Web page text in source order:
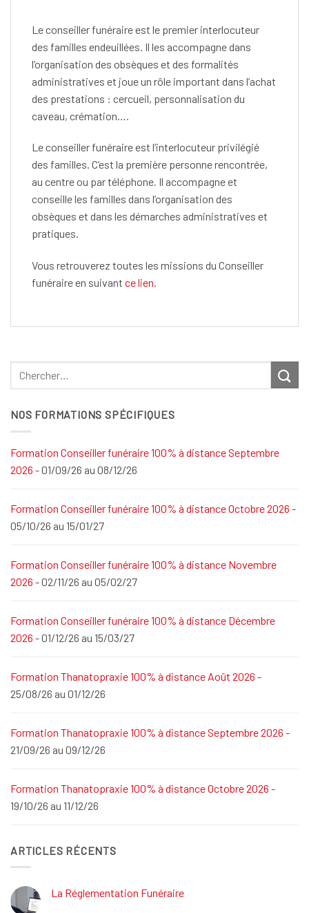
Le conseiller funéraire est le premier interlocuteur
des familles endeuillées. Il les accompagne dans
l’organisation des obsèques et des formalités
administratives et joue un rôle important dans l’achat
des prestations : cercueil, personnalisation du
caveau, crémation….
Le conseiller funéraire est l’interlocuteur privilégié
des familles. C’est la première personne rencontrée,
au centre ou par téléphone. Il accompagne et
conseille les familles dans l’organisation des
obsèques et dans les démarches administratives et
pratiques.
Vous retrouverez toutes les missions du Conseiller
funéraire en suivant ce lien.
NOS FORMATIONS SPÉCIFIQUES
Formation Conseiller funéraire 100% à distance Septembre
2026 - 01/09/26 au 08/12/26
Formation Conseiller funéraire 100% à distance Octobre 2026 -
05/10/26 au 15/01/27
Formation Conseiller funéraire 100% à distance Novembre
2026 - 02/11/26 au 05/02/27
Formation Conseiller funéraire 100% à distance Décembre
2026 - 01/12/26 au 15/03/27
Formation Thanatopraxie 100% à distance Août 2026 -
25/08/26 au 01/12/26
Formation Thanatopraxie 100% à distance Septembre 2026 -
21/09/26 au 09/12/26
Formation Thanatopraxie 100% à distance Octobre 2026 -
19/10/26 au 11/12/26
ARTICLES RÉCENTS
La Réglementation Funéraire